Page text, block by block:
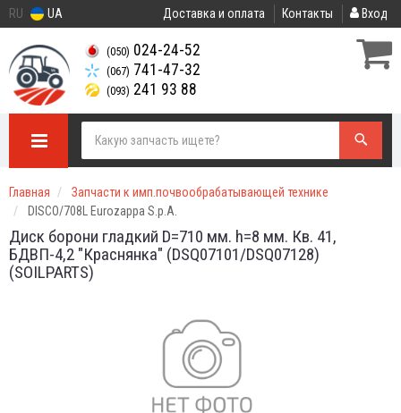
RU UA Доставка и оплата Контакты Вход
(050) 024-24-52
(067) 741-47-32
(093) 241 93 88
Главная
Запчасти к имп.почвообрабатывающей технике
DISCO/708L Eurozappa S.p.A.
Диск борони гладкий D=710 мм. h=8 мм. Кв. 41,
БДВП-4,2 "Краснянка" (DSQ07101/DSQ07128)
(SOILPARTS)